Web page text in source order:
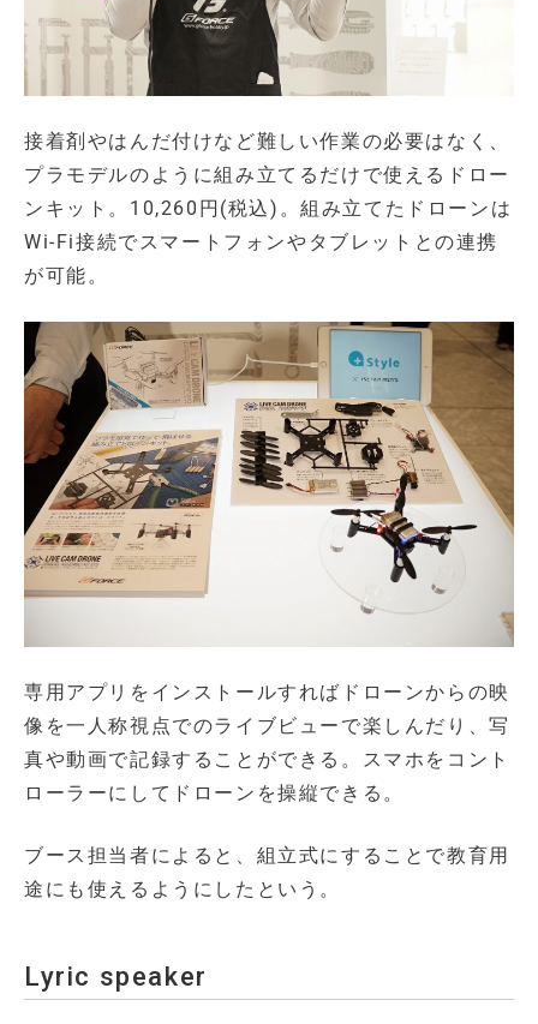
接着剤やはんだ付けなど難しい作業の必要はなく、
プラモデルのように組み立てるだけで使えるドロー
ンキット。10,260円(税込)。組み立てたドローンは
Wi-Fi接続でスマートフォンやタブレットとの連携
が可能。
専用アプリをインストールすればドローンからの映
像を一人称視点でのライブビューで楽しんだり、写
真や動画で記録することができる。スマホをコント
ローラーにしてドローンを操縦できる。
ブース担当者によると、組立式にすることで教育用
途にも使えるようにしたという。
Lyric speaker